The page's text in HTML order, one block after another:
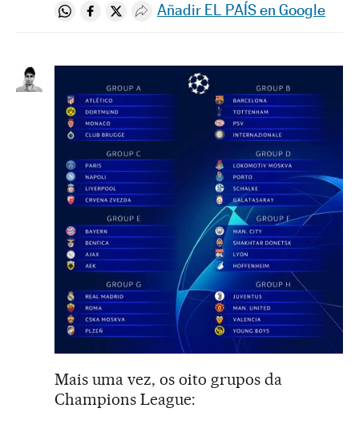
Compartir en Whatsapp
Compartir en Facebook
Compartir en Twitter
Desplegar Redes Sociales
Añadir EL PAÍS en Google
Mais uma vez, os oito grupos da
Champions League: